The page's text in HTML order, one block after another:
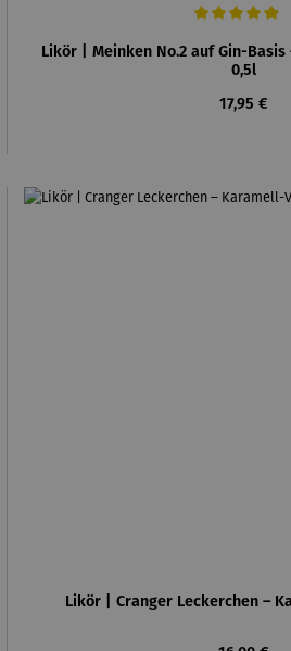
Likör | Meinken No.2 auf Gin-
0,5l
Regulärer
17,95 €
Likör | Cranger Leckerchen –